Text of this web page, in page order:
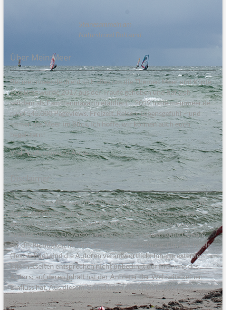
Steinesammeln am
Naturstrand Bottsand
Über Mein:Meer
Bei meinmeer.de dreht sich alles um die Themen Meer und Küste.
Das Blog wurde 2017 aus der Traufe gehoben und hat sich
seitdem als Familienmagazin etabliert – 2019 hatte meinmeer.de
rund 545.000 Pageviews. Freizeit, Reisen, Lebensgefühl – und
immer das Meer im Blick. Ich hoffe, wir können auch euch
begeistern!
Viel Spaß, wünscht Anne.
Disclaimer
Alle in diesem Blog veröffentlichten Informationen wurden von
den Autoren sorgfältig recherchiert, zusammengestellt und
geprüft. Inhaltliche und sachliche Fehler sind dennoch nicht
auszuschließen. Deswegen erfolgen alle Angaben ohne Gewähr
für die Richtigkeit im Sinne einer Produkthaftung. Für den Inhalt
(Text & Bild) sind die Autoren verantwortlich; Inhalte externer
Internetseiten entsprechen nicht unbedingt der Meinung des
Autors; auf deren Inhalt hat der Anbieter der Webseite keinen
Einfluss hat. Aus diesem Grund kann der Anbieter für diese
Inhalte auch keine Gewähr übernehmen.